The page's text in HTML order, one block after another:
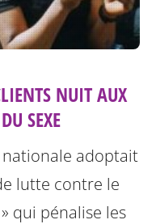
NUIT AUX
SEXE
nationale adoptait
lutte contre le
qui pénalise les